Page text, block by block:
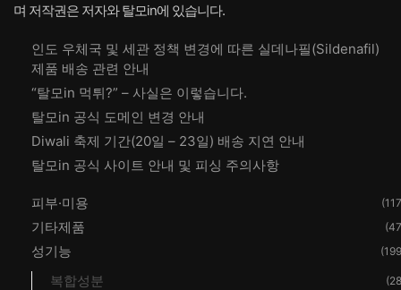
며 저작권은 저자와 탈모in에 있습니다.
인도 우체국 및 세관 정책 변경에 따른 실데나필(Sildenafil)
제품 배송 관련 안내
“탈모in 먹튀?” – 사실은 이렇습니다.
탈모in 공식 도메인 변경 안내
Diwali 축제 기간(20일 – 23일) 배송 지연 안내
탈모in 공식 사이트 안내 및 피싱 주의사항
피부·미용
기타제품
성기능
복합성분